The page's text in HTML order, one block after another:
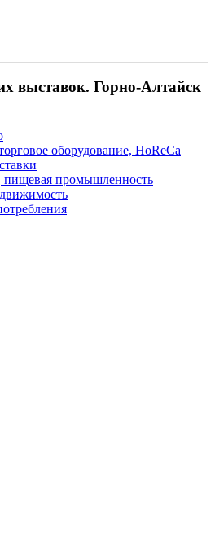
выставок. Горно-Алтайск
оборудование, HoReCa
пищевая промышленность